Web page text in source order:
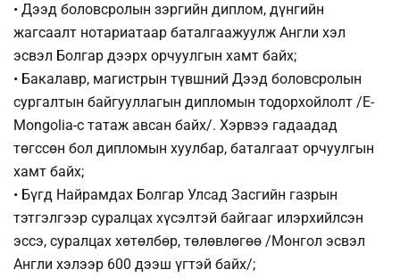
• Дээд боловсролын зэргийн диплом, дүнгийн
жагсаалт нотариатаар баталгаажуулж Англи хэл
эсвэл Болгар дээрх орчуулгын хамт байх;
• Бакалавр, магистрын түвшний Дээд боловсролын
сургалтын байгууллагын дипломын тодорхойлолт /E-
Mongolia-с татаж авсан байх/. Хэрвээ гадаадад
төгссөн бол дипломын хуулбар, баталгаат орчуулгын
хамт байх;
• Бүгд Найрамдах Болгар Улсад Засгийн газрын
тэтгэлгээр суралцах хүсэлтэй байгааг илэрхийлсэн
эссэ, суралцах хөтөлбөр, төлөвлөгөө /Монгол эсвэл
Англи хэлээр 600 дээш үгтэй байх/;